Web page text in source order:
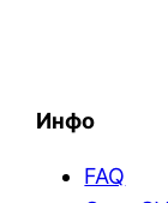
Инфо
FAQ